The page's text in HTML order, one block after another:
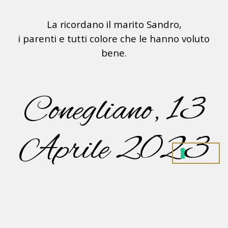
La ricordano il marito Sandro,
i parenti e tutti colore che le hanno voluto
bene.
Conegliano, 13
Aprile 2023